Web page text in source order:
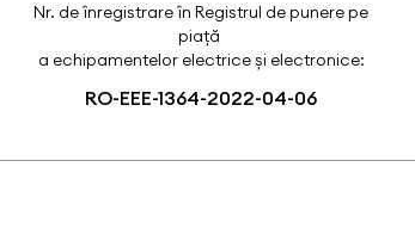
Nr. de înregistrare în Registrul de punere pe
piață
a echipamentelor electrice și electronice:
RO-EEE-1364-2022-04-06